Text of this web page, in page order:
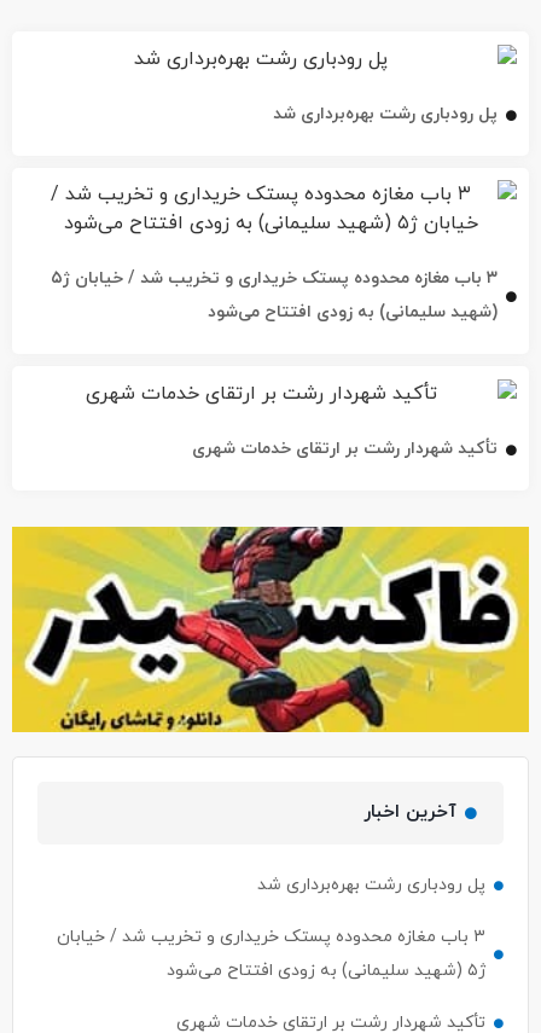
پل رودباری رشت بهره‌برداری شد
تأکید شهردار رشت بر ارتقای خدمات شهری
آخرین اخبار
۳ باب مغازه محدوده پستک خریداری و تخریب شد / خیابان
تأکید شهردار رشت بر ارتقای خدمات شهری
ابر قهرمانان مرموز، نخستین سریال ابرقهرمانی ایران